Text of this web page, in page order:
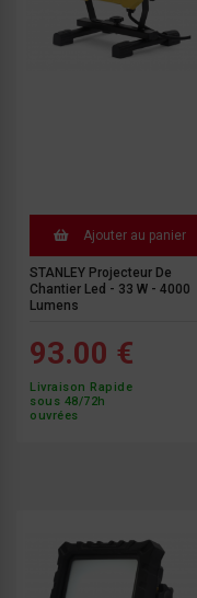
Ajouter au panier
STANLEY Projecteur De
Chantier Led - 33 W - 4000
Lumens
93.00 €
Livraison Rapide
sous 48/72h
ouvrées